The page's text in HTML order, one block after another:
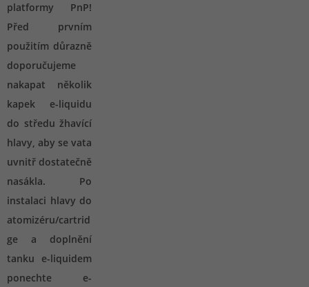
platformy PnP!
Před prvním
použitím důrazně
doporučujeme
nakapat několik
kapek e-liquidu
do středu žhavící
hlavy, aby se vata
uvnitř dostatečně
nasákla. Po
instalaci hlavy do
atomizéru/cartrid
ge a doplnění
tanku e-liquidem
ponechte e-